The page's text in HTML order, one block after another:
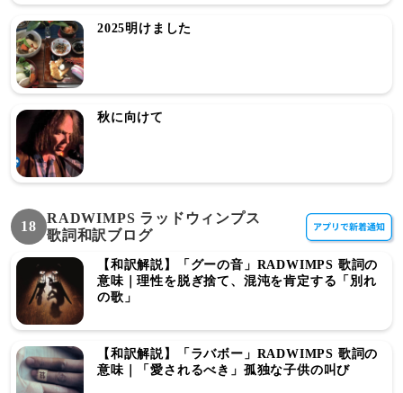
2025明けました
秋に向けて
18
RADWIMPS ラッドウィンプス
歌詞和訳ブログ
【和訳解説】「グーの音」RADWIMPS 歌詞の
意味｜理性を脱ぎ捨て、混沌を肯定する「別れ
の歌」
【和訳解説】「ラバボー」RADWIMPS 歌詞の
意味｜「愛されるべき」孤独な子供の叫び